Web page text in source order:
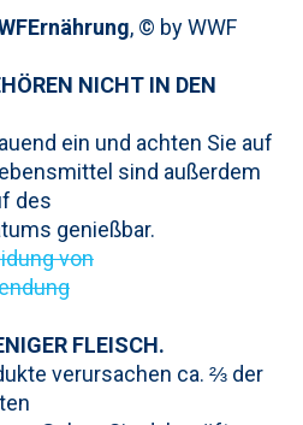
Ernährung, © by WWF
NICHT IN DEN
ein und achten Sie auf
sind außerdem
des
genießbar.
von
FLEISCH.
verursachen ca. ⅔ der